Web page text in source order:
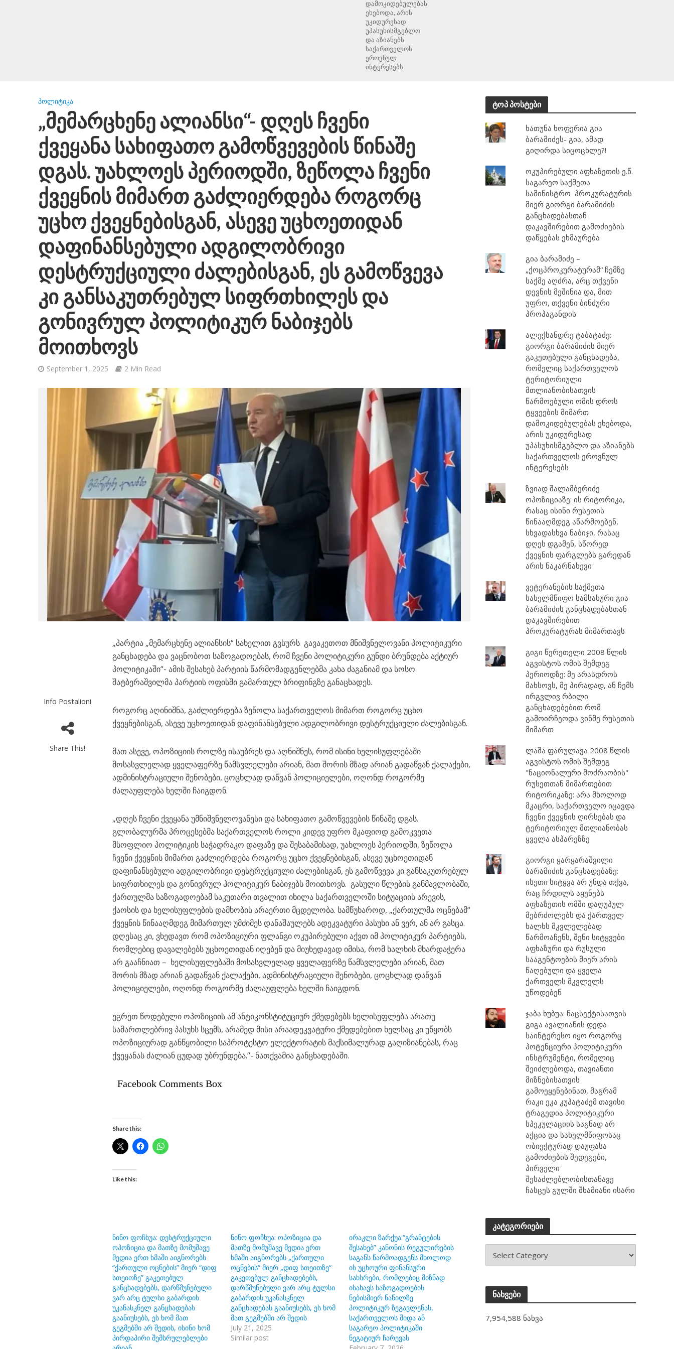
დამოკიდებულებას
ეხებოდა, არის
უკიდურესად
უპასუხისმგებლო
და აზიანებს
საქართველოს
ეროვნულ
ინტერესებს
ᲞᲝᲚᲘᲢᲘᲙᲐ
„მემარცხენე ალიანსი“- დღეს ჩვენი
ქვეყანა სახიფათო გამოწვევების წინაშე
დგას. უახლოეს პერიოდში, ზეწოლა ჩვენი
ქვეყნის მიმართ გაძლიერდება როგორც
უცხო ქვეყნებისგან, ასევე უცხოეთიდან
დაფინანსებული ადგილობრივი
დესტრუქციული ძალებისგან, ეს გამოწვევა
კი განსაკუთრებულ სიფრთხილეს და
გონივრულ პოლიტიკურ ნაბიჯებს
მოითხოვს
September 1, 2025 2 Min Read
Info Postalioni
Share This!
„პარტია „მემარცხენე ალიანსის“ სახელით გვსურს გავაკეთოთ მნიშვნელოვანი პოლიტიკური
განცხადება და ვაცნობოთ საზოგადოებას, რომ ჩვენი პოლიტიკური გუნდი ბრუნდება აქტიურ
პოლიტიკაში“- ამის შესახებ პარტიის წარმომადგენლებმა კახა ძაგანიამ და სოსო
შატბერაშვილმა პარტიის ოფისში გამართულ ბრიფინგზე განაცხადეს.
როგორც აღინიშნა, გაძლიერდება ზეწოლა საქართველოს მიმართ როგორც უცხო
ქვეყნებისგან, ასევე უცხოეთიდან დაფინანსებული ადგილობრივი დესტრუქციული ძალებისგან.
მათ ასევე, ოპოზიციის როლზე ისაუბრეს და აღნიშნეს, რომ ისინი ხელისუფლებაში
მოსასვლელად ყველაფერზე წამსვლელები არიან, მათ შორის მზად არიან გადაწვან ქალაქები,
ადმინისტრაციული შენობები, ცოცხლად დაწვან პოლიციელები, ოღონდ როგორმე
ძალაუფლება ხელში ჩაიგდონ.
„დღეს ჩვენი ქვეყანა უმნიშვნელოვანესი და სახიფათო გამოწვევების წინაშე დგას.
გლობალურმა პროცესებმა საქართველოს როლი კიდევ უფრო მკაფიოდ გამოკვეთა
მსოფლიო პოლიტიკის საჭადრაკო დაფაზე და შესაბამისად, უახლოეს პერიოდში, ზეწოლა
ჩვენი ქვეყნის მიმართ გაძლიერდება როგორც უცხო ქვეყნებისგან, ასევე უცხოეთიდან
დაფინანსებული ადგილობრივი დესტრუქციული ძალებისგან, ეს გამოწვევა კი განსაკუთრებულ
სიფრთხილეს და გონივრულ პოლიტიკურ ნაბიჯებს მოითხოვს. გასული წლების განმავლობაში,
ქართულმა საზოგადოებამ საკუთარი თვალით იხილა საქართველოში სიტუაციის არევის,
ქაოსის და ხელისუფლების დამხობის არაერთი მცდელობა. სამწუხაროდ, „ქართულმა ოცნებამ“
ქვეყნის წინააღმდეგ მიმართულ უმძიმეს დანაშაულებს ადეკვატური პასუხი ან ვერ, ან არ გასცა.
დღესაც კი, ვხედავთ რომ ოპოზიციური ფლანგი ოკუპირებული აქვთ იმ პოლიტიკურ პარტიებს,
რომლებიც დავალებებს უცხოეთიდან იღებენ და მიუხედავად იმისა, რომ ხალხის მხარდაჭერა
არ გააჩნიათ – ხელისუფლებაში მოსასვლელად ყველაფერზე წამსვლელები არიან, მათ
შორის მზად არიან გადაწვან ქალაქები, ადმინისტრაციული შენობები, ცოცხლად დაწვან
პოლიციელები, ოღონდ როგორმე ძალაუფლება ხელში ჩაიგდონ.
ეგრეთ წოდებული ოპოზიციის ამ ანტიკონსტიტუციურ ქმედებებს ხელისუფლება არათუ
სამართლებრივ პასუხს სცემს, არამედ მისი არაადეკვატური ქმედებებით ხელსაც კი უწყობს
ოპოზიციურად განწყობილი საპროტესტო ელექტორატის მაქსიმალურად გაღიზიანებას, რაც
ქვეყანას ძალიან ცუდად უბრუნდება.“- ნათქვამია განცხადებაში.
Facebook Comments Box
Share this:
Like this:
ნინო ფოჩხუა: დესტრუქციული
ოპოზიცია და მათზე მომუშავე
მედია ერთ ხმაში აიგნორებს
“ქართული ოცნების” მიერ “დიფ
სთეითზე” გაკეთებულ
განცხადებებს, დარწმუნებული
ვარ არც ტულსი გაბარდის
უკანასკნელ განცხადებას
გაანიუსებს, ეს ხომ მათ
გეგმებში არ შედის, ისინი ხომ
პირდაპირი შემსრულებლები
ნინო ფოჩხუა: ოპოზიცია და
მათზე მომუშავე მედია ერთ
ხმაში აიგნორებს „ქართული
ოცნების“ მიერ „დიფ სთეითზე“
გაკეთებულ განცხადებებს,
დარწმუნებული ვარ არც ტულსი
გაბარდის უკანასკნელ
განცხადებას გაანიუსებს, ეს ხომ
მათ გეგმებში არ შედის
July 21, 2025
Similar post
ირაკლი ზარქუა:“გრანტების
შესახებ” კანონის რეგულირების
საგანს წარმოადგენს მხოლოდ
ის უცხოური ფინანსური
სახსრები, რომლებიც მიზნად
ისახავს საზოგადოების
ნებისმიერ ნაწილზე
პოლიტიკურ ზეგავლენას,
საქართველოს შიდა ან
საგარეო პოლიტიკაში
ნეგატიურ ჩარევას
ტოპ პოსტები
ხათუნა ხოფერია გია
ბარამიძეს- გია, ამად
გიღირდა სიცოცხლე?!
ოკუპირებული აფხაზეთის ე.წ.
საგარეო საქმეთა
სამინისტრო პროკურატურის
მიერ გიორგი ბარამიძის
განცხადებასთან
დაკავშირებით გამოძიების
დაწყებას ეხმაურება
გია ბარამიძე –
„ქოცპროკურატურამ“ ჩემზე
საქმე აღძრა, არც თქვენი
დევნის მეშინია და, მით
უფრო, თქვენი ბინძური
პროპაგანდის
ალექსანდრე ტაბატაძე:
გიორგი ბარამიძის მიერ
გაკეთებული განცხადება,
რომელიც საქართველოს
ტერიტორიული
მთლიანობისათვის
წარმოებული ომის დროს
ტყვეების მიმართ
დამოკიდებულებას ეხებოდა,
არის უკიდურესად
უპასუხისმგებლო და აზიანებს
საქართველოს ეროვნულ
ინტერესებს
ზვიად შალამბერიძე
ოპოზიციაზე: ის რიტორიკა,
რასაც ისინი რუსეთის
წინააღმდეგ აწარმოებენ,
სხვადასხვა ნაბიჯი, რასაც
დღეს დგამენ, სწორედ
ქვეყნის ფარგლებს გარედან
არის ნაკარნახევი
ვეტერანების საქმეთა
სახელმწიფო სამსახური გია
ბარამიძის განცხადებასთან
დაკავშირებით
პროკურატურას მიმართავს
გიგი წერეთელი 2008 წლის
აგვისტოს ომის შემდეგ
პერიოდზე: მე არასდროს
მახსოვს, მე პირადად, ან ჩემს
ირგვლივ რბილი
განცხადებებით რომ
გამოირჩეოდა ვინმე რუსეთის
მიმართ
ლაშა ფარულავა 2008 წლის
აგვისტოს ომის შემდეგ
"ნაციონალური მოძრაობის"
რუსეთთან მიმართებით
რიტორიკაზე: არა მხოლოდ
მკაცრი, საქართველო იცავდა
ჩვენი ქვეყნის ღირსებას და
ტერიტორიულ მთლიანობას
ყველა ასპარეზზე
გიორგი ყარყარაშვილი
ბარამიძის განცხადებაზე:
ისეთი სიტყვა არ უნდა თქვა,
რაც ჩრდილს აყენებს
აფხაზეთის ომში დაღუპულ
მებრძოლებს და ქართველ
ხალხს მკვლელებად
წარმოაჩენს, შენი სიტყვები
აფხაზური და რუსული
სააგენტოების მიერ არის
წაღებული და ყველა
ქართველს მკვლელს
უწოდებენ
ჯაბა ხუბუა: ნაცსექტისათვის
გიგა ავალიანის დედა
საინტერესო იყო როგორც
პოტენციური პოლიტიკური
ინსტრუმენტი, რომელიც
შეიძლებოდა, თავიანთი
მიზნებისათვის
გამოეყენებინათ, მაგრამ
რაკი ეკა კუპატაძემ თავისი
ტრაგედია პოლიტიკური
სპეკულაციის საგნად არ
აქცია და სახელმწიფოსაც
ობიექტურად დაუფასა
გამოძიების შედეგები,
პირველი
შესაძლებლობისთანავე
ჩასცეს გულში შხამიანი ისარი
კატეგორიები
ნახვები
7,954,588 ნახვა